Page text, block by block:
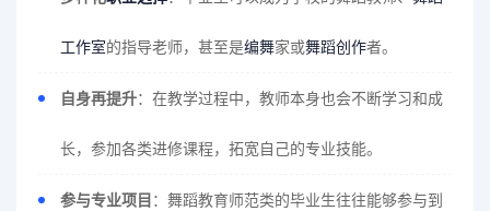
工作室的指导老师，甚至是编舞家或舞蹈创作者。
自身再提升：在教学过程中，教师本身也会不断学习和成
长，参加各类进修课程，拓宽自己的专业技能。
参与专业项目 ：舞蹈教育师范类的毕业生往往能够参与到